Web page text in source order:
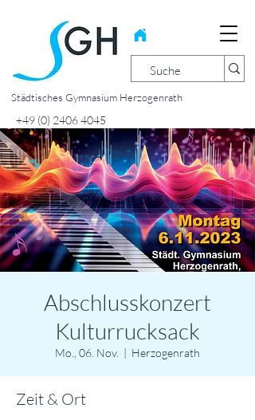
Städtisches Gymnasium Herzogenrath
+49 (0) 2406 4045
Abschlusskonzert
Kulturrucksack
Mo., 06. Nov.
  |
Herzogenrath
Zeit & Ort